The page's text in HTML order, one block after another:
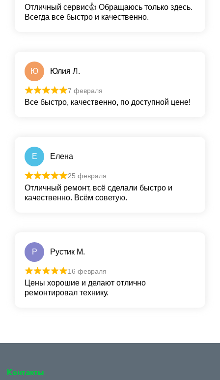
Отличный сервис👍 Обращаюсь только здесь.
Всегда все быстро и качественно.
Ю Юлия Л.
7 февраля
Все быстро, качественно, по доступной цене!
Е Елена
25 февраля
Отличный ремонт, всё сделали быстро и
качественно. Всём советую.
Р Рустик М.
16 февраля
Цены хорошие и делают отлично
ремонтировал технику.
Контакты